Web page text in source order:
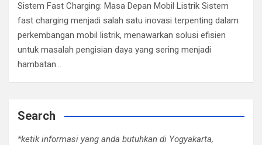
Sistem Fast Charging: Masa Depan Mobil Listrik Sistem
fast charging menjadi salah satu inovasi terpenting dalam
perkembangan mobil listrik, menawarkan solusi efisien
untuk masalah pengisian daya yang sering menjadi
hambatan…
Search
*ketik informasi yang anda butuhkan di Yogyakarta,